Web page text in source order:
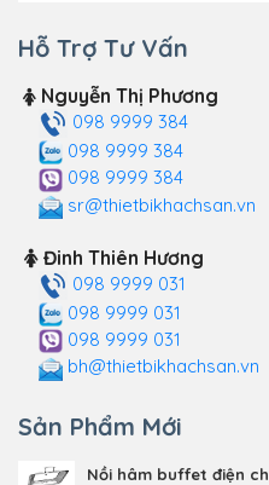
Hỗ Trợ Tư Vấn
Nguyễn Thị Phương
098 9999 384
098 9999 384
098 9999 384
sr@thietbikhachsan.vn
Đinh Thiên Hương
098 9999 031
098 9999 031
098 9999 031
bh@thietbikhachsan.vn
Sản Phẩm Mới
Nồi hâm buffet điện